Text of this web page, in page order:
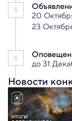
5
20
23
6
до 31
Новости